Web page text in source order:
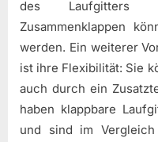
des Laufgitters
Zusammenklappen
werden. Ein weiterer
ist ihre Flexibilität: Sie
auch durch ein
haben klappbare
und sind im